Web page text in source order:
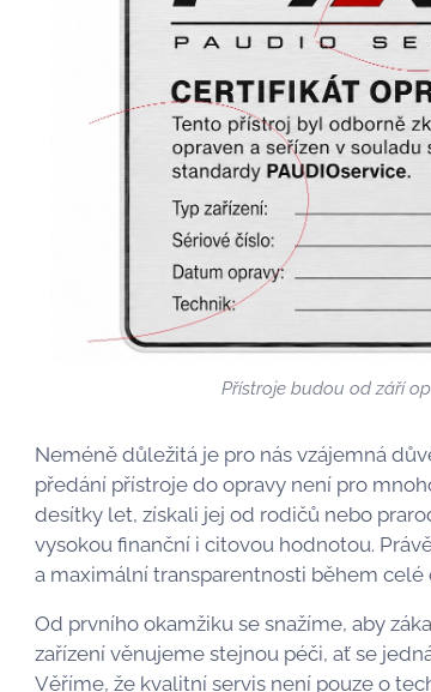
Přístroje budou od září
Neméně důležitá je pro nás vzájemná
předání přístroje do opravy není pro
desítky let, získali jej od rodičů nebo
vysokou finanční i citovou hodnotou.
a maximální transparentnosti během celé
Od prvního okamžiku se snažíme, aby
zařízení věnujeme stejnou péči, ať se
Věříme, že kvalitní servis není pouze o